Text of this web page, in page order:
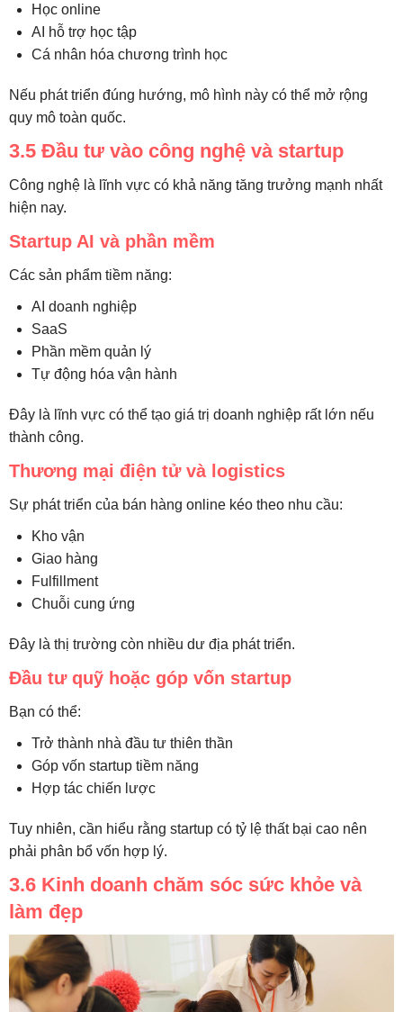
Học online
AI hỗ trợ học tập
Cá nhân hóa chương trình học
Nếu phát triển đúng hướng, mô hình này có thể mở rộng
quy mô toàn quốc.
3.5 Đầu tư vào công nghệ và startup
Công nghệ là lĩnh vực có khả năng tăng trưởng mạnh nhất
hiện nay.
Startup AI và phần mềm
Các sản phẩm tiềm năng:
AI doanh nghiệp
SaaS
Phần mềm quản lý
Tự động hóa vận hành
Đây là lĩnh vực có thể tạo giá trị doanh nghiệp rất lớn nếu
thành công.
Thương mại điện tử và logistics
Sự phát triển của bán hàng online kéo theo nhu cầu:
Kho vận
Giao hàng
Fulfillment
Chuỗi cung ứng
Đây là thị trường còn nhiều dư địa phát triển.
Đầu tư quỹ hoặc góp vốn startup
Bạn có thể:
Trở thành nhà đầu tư thiên thần
Góp vốn startup tiềm năng
Hợp tác chiến lược
Tuy nhiên, cần hiểu rằng startup có tỷ lệ thất bại cao nên
phải phân bổ vốn hợp lý.
3.6 Kinh doanh chăm sóc sức khỏe và
làm đẹp